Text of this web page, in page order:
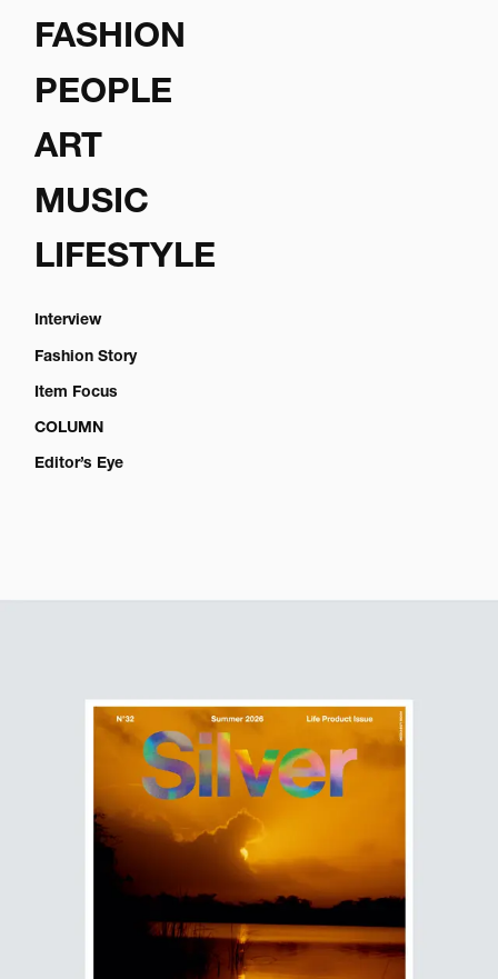
FASHION
PEOPLE
ART
MUSIC
LIFESTYLE
Interview
Fashion Story
Item Focus
COLUMN
Editor’s Eye